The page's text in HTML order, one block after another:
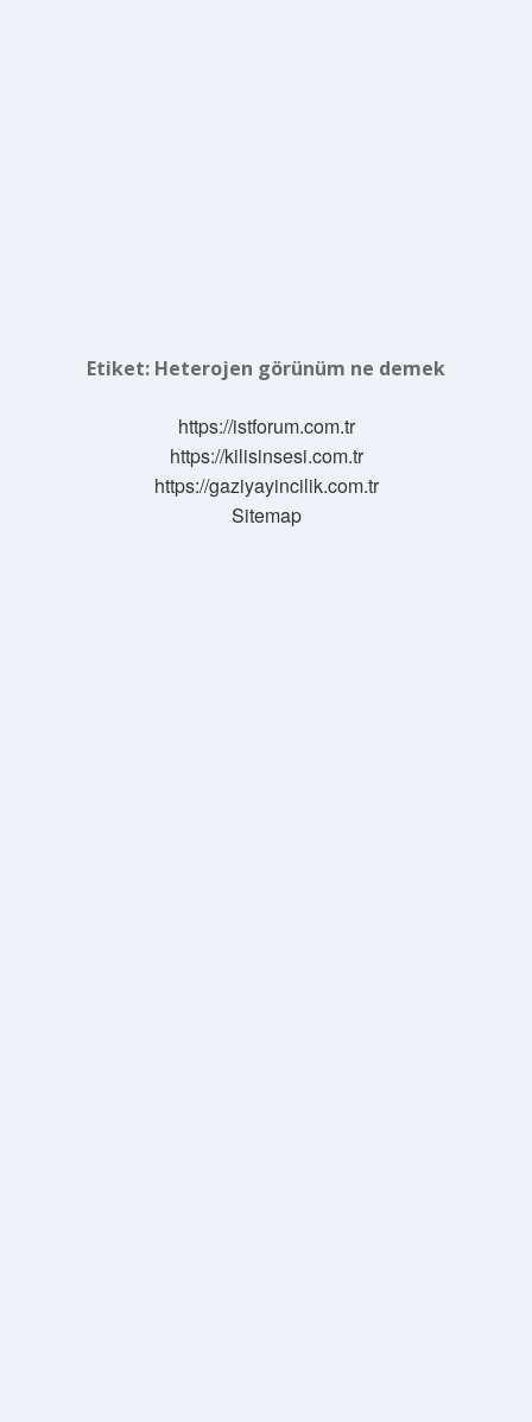
Etiket: Heterojen görünüm ne demek
https://istforum.com.tr
https://kilisinsesi.com.tr
https://gaziyayincilik.com.tr
Sitemap